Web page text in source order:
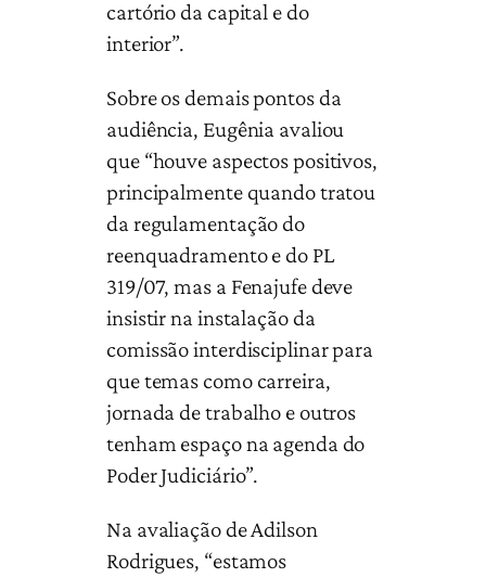
cartório da capital e do
interior”.
Sobre os demais pontos da
audiência, Eugênia avaliou
que “houve aspectos positivos,
principalmente quando tratou
da regulamentação do
reenquadramento e do PL
319/07, mas a Fenajufe deve
insistir na instalação da
comissão interdisciplinar para
que temas como carreira,
jornada de trabalho e outros
tenham espaço na agenda do
Poder Judiciário”.
Na avaliação de Adilson
Rodrigues, “estamos